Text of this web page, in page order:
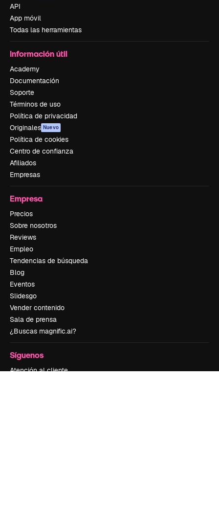
API
App móvil
Todas las herramientas
Información útil
Academy
Documentación
Soporte
Términos de uso
Política de privacidad
Originales Nuevo
Política de cookies
Centro de confianza
Afiliados
Empresas
Empresa
Precios
Sobre nosotros
Reviews
Empleo
Tendencias de búsqueda
Blog
Eventos
Slidesgo
Vender contenido
Sala de prensa
¿Buscas magnific.ai?
Síguenos
Atención al cliente